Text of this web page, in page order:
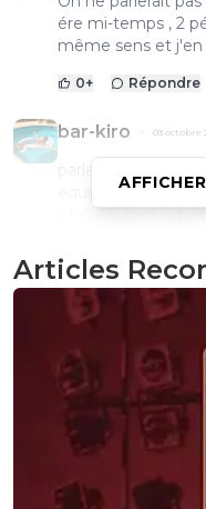
ére mi-temps , 2
même sens et j'en
0+ Répondre
bar-kiro 03 octobre
equipe mais il
(des equipes
fissa
bientôt ils vont
guignols de
que des chèvres,
l'europa çà se
qu'ils arrêtent de
de honte dans
Articles